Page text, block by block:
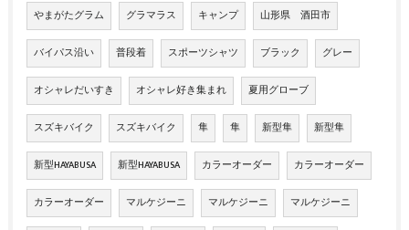
やまがたグラム グラマラス キャンプ 山形県 酒田市
バイパス沿い 普段着 スポーツシャツ ブラック グレー
オシャレだいすき オシャレ好き集まれ 夏用グローブ
スズキバイク スズキバイク 隼 隼 新型隼 新型隼
新型HAYABUSA 新型HAYABUSA カラーオーダー カラーオーダー
カラーオーダー マルケジーニ マルケジーニ マルケジーニ